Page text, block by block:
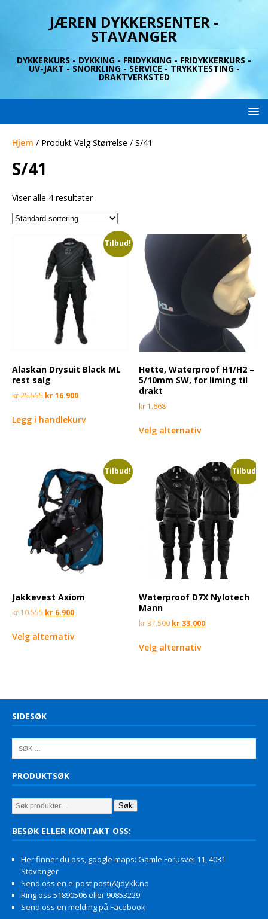
JÆREN DYKKERSENTER -
STAVANGER
DYKKERKURS - DYKKING - FRIDYKKING - FRIDYKKERKURS -
UV-JAKT - SNORKLING - SERVICE - TRYKKTESTING -
DRAKTVERKSTED
Hjem / Produkt Velg Størrelse / S/41
S/41
Viser alle 4 resultater
Tilbud!
Alaskan Drysuit Black ML
rest salg
kr25.555 kr16.900
Legg i handlekurv
Hette, Waterproof H1/H2 –
5/10mm SW, for liming til
drakt
kr 1.668
Velg alternativ
Tilbud!
Jakkevest Axiom
kr10.555 kr 6.900
Velg alternativ
Tilbud!
Waterproof D7X Nylotech
Mann
kr37.500 kr 33.000
Velg alternativ
SIDESØK
PRODUKTSØK
Søk
BESØK ELLER KONTAKT OSS:
Her finner du oss, google maps: Gamle Forusvei 11, 4031
Stavanger
Send oss en e-post post(A)jdykk.no
Ring oss 51890506 eller 90853229
Send oss en melding på Facebook